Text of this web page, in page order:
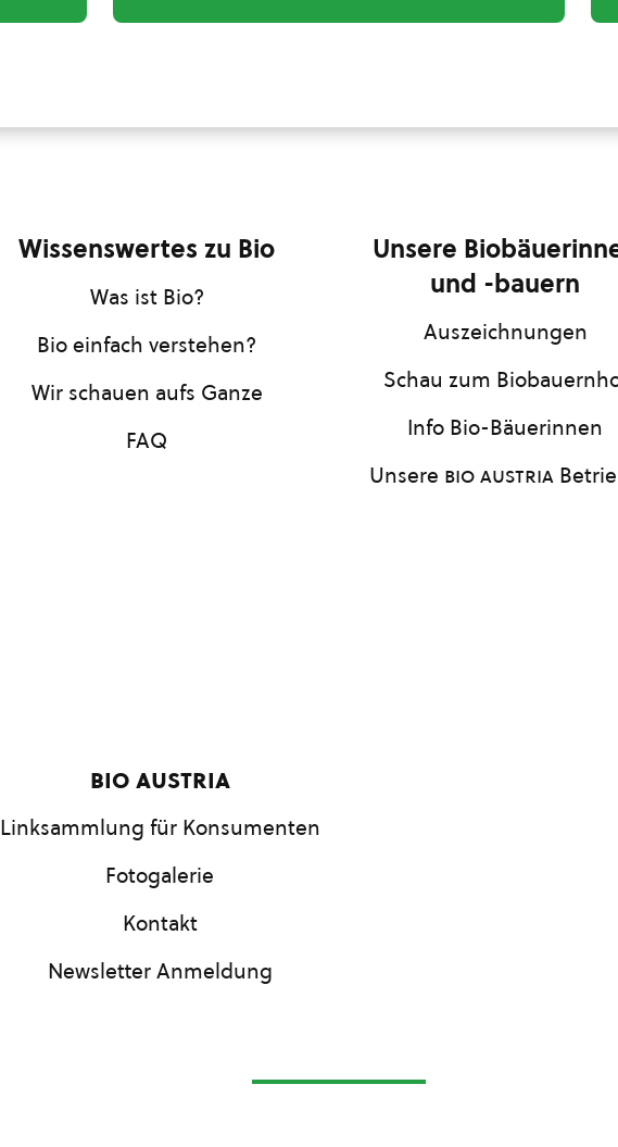
Wissenswertes zu Bio
Was ist Bio?
Bio einfach verstehen?
Wir schauen aufs Ganze
FAQ
Unsere
und -bauern
Auszeichnungen
Schau zum
Info Bio-Bäuerinnen
Unsere bio austria
bio austria
Linksammlung für Konsumenten
Fotogalerie
Kontakt
Newsletter Anmeldung